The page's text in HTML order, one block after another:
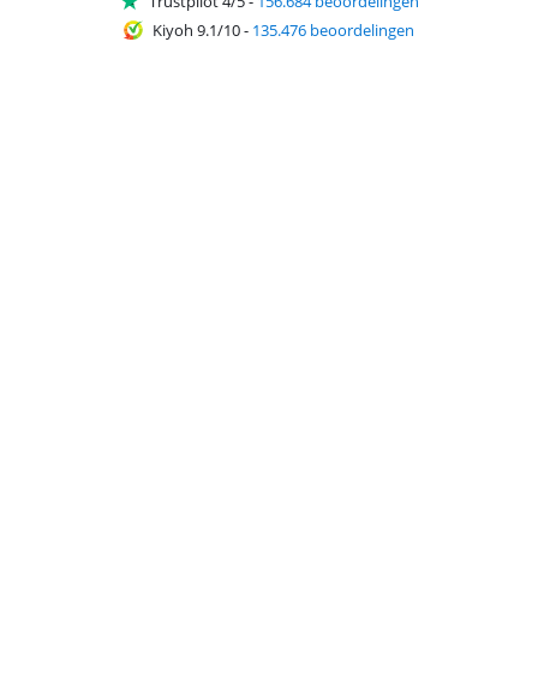
Kiyoh 9.1/10- 135.476 beoordelingen